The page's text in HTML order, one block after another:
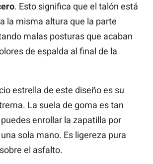
. Esto significa que el talón está
la misma altura que la parte
malas posturas que acaban
de espalda al final de la
estrella de este diseño es su
La suela de goma es tan
enrollar la zapatilla por
sola mano. Es ligereza pura
el asfalto.